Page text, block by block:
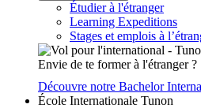
Étudier à l'étranger
Learning Expeditions
Stages et emplois à
Envie de te former à l'étranger ?
Découvre notre Bachelor
École Internationale Tunon